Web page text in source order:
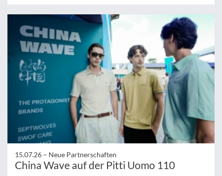
15.07.26 – Neue Partnerschaften
China Wave auf der Pitti Uomo 110